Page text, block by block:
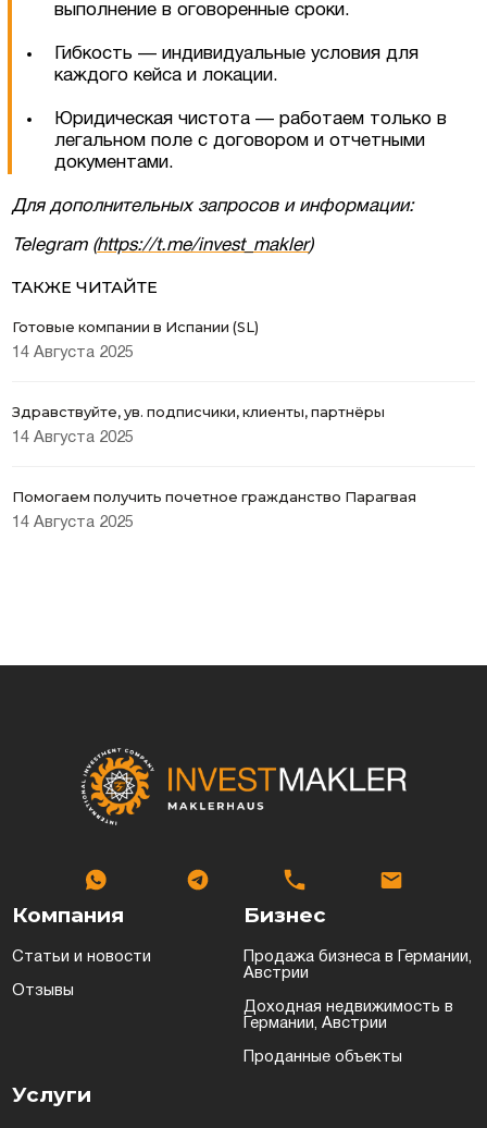
выполнение в оговоренные сроки.
Гибкость — индивидуальные условия для
каждого кейса и локации.
Юридическая чистота — работаем только в
легальном поле с договором и отчетными
документами.
Для дополнительных запросов и информации:
Telegram (https://t.me/invest_makler)
ТАКЖЕ ЧИТАЙТЕ
Готовые компании в Испании (SL)
14 Августа 2025
Здравствуйте, ув. подписчики, клиенты, партнёры
14 Августа 2025
Помогаем получить почетное гражданство Парагвая
14 Августа 2025
Компания
Статьи и новости
Отзывы
Бизнес
Продажа бизнеса в Германии,
Австрии
Доходная недвижимость в
Германии, Австрии
Проданные объекты
Услуги